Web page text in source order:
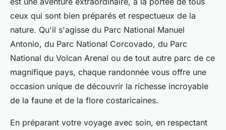
ceux qui sont bien préparés et respectueux de la
nature. Qu'il s'agisse du Parc National Manuel
Antonio, du Parc National Corcovado, du Parc
National du Volcan Arenal ou de tout autre parc de ce
magnifique pays, chaque randonnée vous offre une
occasion unique de découvrir la richesse incroyable
de la faune et de la flore costaricaines.
En préparant votre voyage avec soin, en respectant